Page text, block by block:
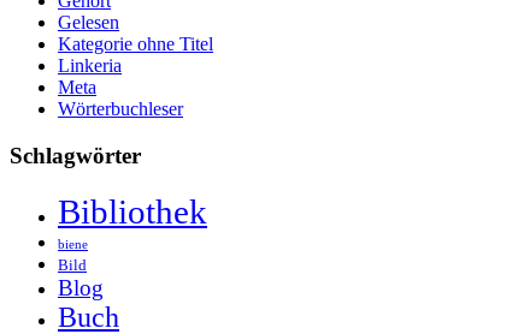
Gelesen
Kategorie ohne Titel
Linkeria
Meta
Wörterbuchleser
Schlagwörter
Bibliothek
biene
Bild
Blog
Buch